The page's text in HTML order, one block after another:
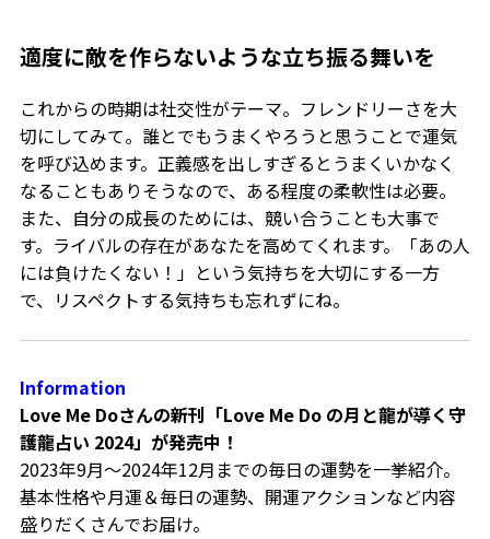
適度に敵を作らないような立ち振る舞いを
これからの時期は社交性がテーマ。フレンドリーさを大
切にしてみて。誰とでもうまくやろうと思うことで運気
を呼び込めます。正義感を出しすぎるとうまくいかなく
なることもありそうなので、ある程度の柔軟性は必要。
また、自分の成長のためには、競い合うことも大事で
す。ライバルの存在があなたを高めてくれます。「あの人
には負けたくない！」という気持ちを大切にする一方
で、リスペクトする気持ちも忘れずにね。
Information
Love Me Doさんの新刊「Love Me Do の月と龍が導く守
護龍占い 2024」が発売中！
2023年9月～2024年12月までの毎日の運勢を一挙紹介。
基本性格や月運＆毎日の運勢、開運アクションなど内容
盛りだくさんでお届け。